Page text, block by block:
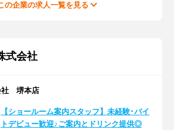
の企業の求人一覧を見る
式会社
社 堺本店
【ショールーム案内スタッフ】未経験･バイ
トデビュー歓迎♪ご案内とドリンク提供◎